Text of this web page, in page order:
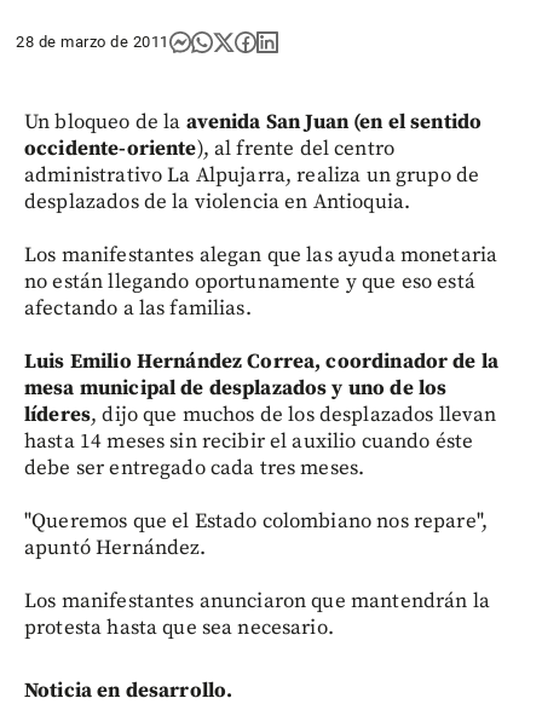
28 de marzo de 2011
Un bloqueo de la avenida San Juan (en el sentido
occidente-oriente), al frente del centro
administrativo La Alpujarra, realiza un grupo de
desplazados de la violencia en Antioquia.
Los manifestantes alegan que las ayuda monetaria
no están llegando oportunamente y que eso está
afectando a las familias.
Luis Emilio Hernández Correa, coordinador de la
mesa municipal de desplazados y uno de los
líderes, dijo que muchos de los desplazados llevan
hasta 14 meses sin recibir el auxilio cuando éste
debe ser entregado cada tres meses.
"Queremos que el Estado colombiano nos repare",
apuntó Hernández.
Los manifestantes anunciaron que mantendrán la
protesta hasta que sea necesario.
Noticia en desarrollo.